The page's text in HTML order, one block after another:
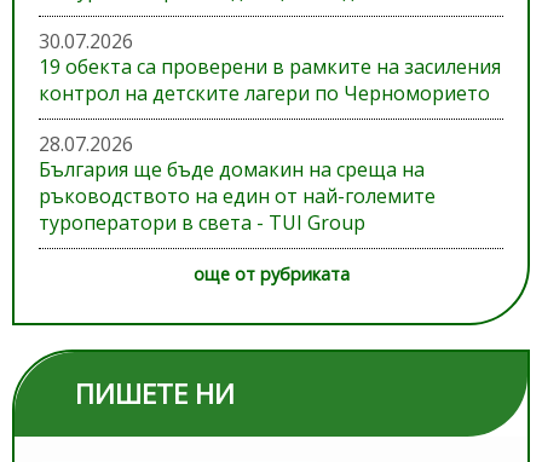
30.07.2026
19 обекта са проверени в рамките на засиления
контрол на детските лагери по Черноморието
28.07.2026
България ще бъде домакин на среща на
ръководството на един от най-големите
туроператори в света - TUI Group
още от рубриката
ПИШЕТЕ НИ